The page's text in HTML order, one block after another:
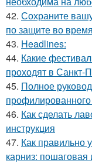
42. Сохраните
по защите во
43. Headlines:
44. Какие
проходят в Санкт-
45. Полное
46. Как сделать
инструкция
47. Как правильно
карниз: пошаговая